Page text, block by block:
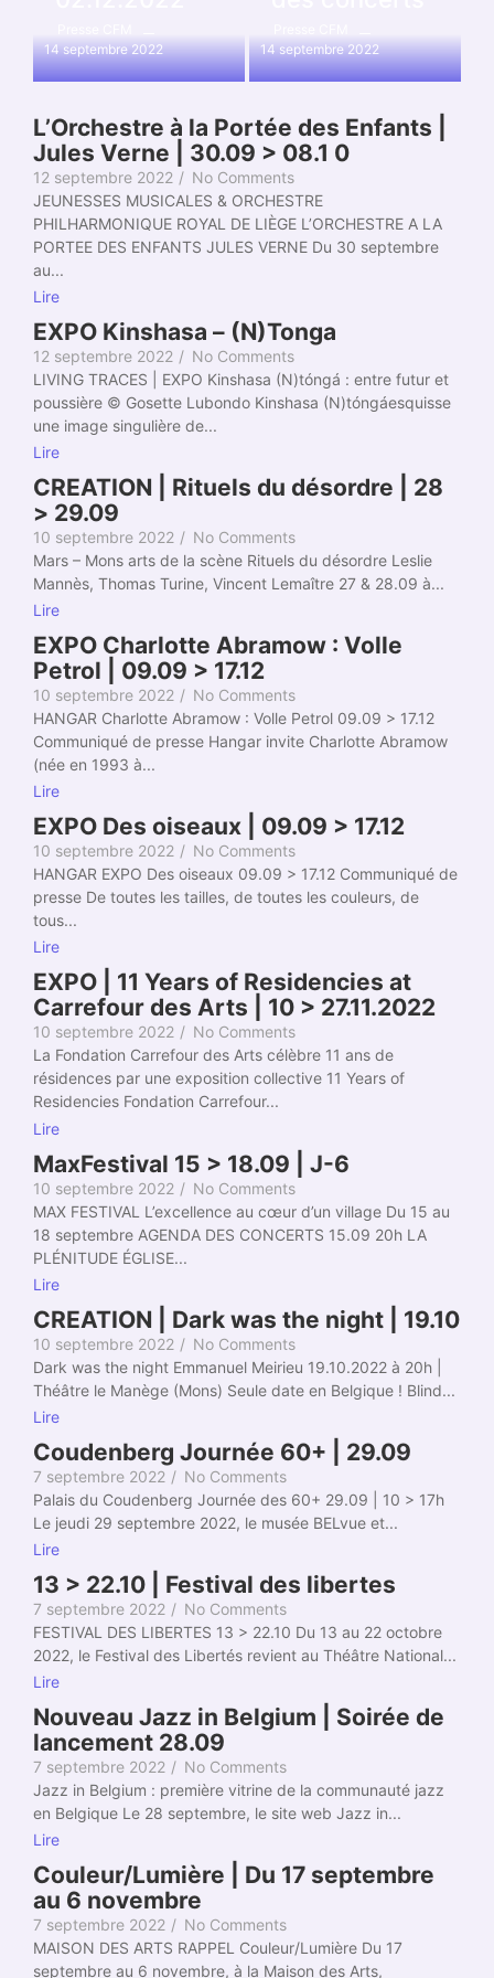
14 septembre 2022
14 septembre 2022
L’Orchestre à la Portée des Enfants |
Jules Verne | 30.09 > 08.1 0
12 septembre 2022 / No Comments
JEUNESSES MUSICALES & ORCHESTRE
PHILHARMONIQUE ROYAL DE LIÈGE L’ORCHESTRE A LA
PORTEE DES ENFANTS JULES VERNE Du 30 septembre
au...
Lire
EXPO Kinshasa – (N)Tonga
12 septembre 2022 / No Comments
LIVING TRACES | EXPO Kinshasa (N)tóngá : entre futur et
poussière © Gosette Lubondo Kinshasa (N)tóngáesquisse
une image singulière de...
Lire
CREATION | Rituels du désordre | 28
> 29.09
10 septembre 2022 / No Comments
Mars – Mons arts de la scène Rituels du désordre Leslie
Mannès, Thomas Turine, Vincent Lemaître 27 & 28.09 à...
Lire
EXPO Charlotte Abramow : Volle
Petrol | 09.09 > 17.12
10 septembre 2022 / No Comments
HANGAR Charlotte Abramow : Volle Petrol 09.09 > 17.12
Communiqué de presse Hangar invite Charlotte Abramow
(née en 1993 à...
Lire
EXPO Des oiseaux | 09.09 > 17.12
10 septembre 2022 / No Comments
HANGAR EXPO Des oiseaux 09.09 > 17.12 Communiqué de
presse De toutes les tailles, de toutes les couleurs, de
tous...
Lire
EXPO | 11 Years of Residencies at
Carrefour des Arts | 10 > 27.11.2022
10 septembre 2022 / No Comments
La Fondation Carrefour des Arts célèbre 11 ans de
résidences par une exposition collective 11 Years of
Residencies Fondation Carrefour...
Lire
MaxFestival 15 > 18.09 | J-6
10 septembre 2022 / No Comments
MAX FESTIVAL L’excellence au cœur d’un village Du 15 au
18 septembre AGENDA DES CONCERTS 15.09 20h LA
PLÉNITUDE ÉGLISE...
Lire
CREATION | Dark was the night | 19.10
10 septembre 2022 / No Comments
Dark was the night Emmanuel Meirieu 19.10.2022 à 20h |
Théâtre le Manège (Mons) Seule date en Belgique ! Blind...
Lire
Coudenberg Journée 60+ | 29.09
7 septembre 2022 / No Comments
Palais du Coudenberg Journée des 60+ 29.09 | 10 > 17h
Le jeudi 29 septembre 2022, le musée BELvue et...
Lire
13 > 22.10 | Festival des libertes
7 septembre 2022 / No Comments
FESTIVAL DES LIBERTES 13 > 22.10 Du 13 au 22 octobre
2022, le Festival des Libertés revient au Théâtre National...
Lire
Nouveau Jazz in Belgium | Soirée de
lancement 28.09
7 septembre 2022 / No Comments
Jazz in Belgium : première vitrine de la communauté jazz
en Belgique Le 28 septembre, le site web Jazz in...
Lire
Couleur/Lumière | Du 17 septembre
au 6 novembre
7 septembre 2022 / No Comments
MAISON DES ARTS RAPPEL Couleur/Lumière Du 17
septembre au 6 novembre, à la Maison des Arts,